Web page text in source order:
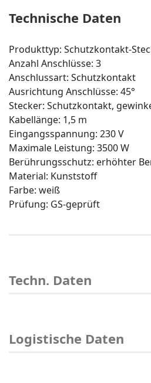
Technische Daten
Produkttyp: Schutzkontakt-
Anzahl Anschlüsse: 3
Anschlussart: Schutzkontakt
Ausrichtung Anschlüsse: 45°
Stecker: Schutzkontakt,
Kabellänge: 1,5 m
Eingangsspannung: 230 V
Maximale Leistung: 3500 W
Berührungsschutz: erhöhter
Material: Kunststoff
Farbe: weiß
Prüfung: GS-geprüft
Techn. Daten
Logistische Daten